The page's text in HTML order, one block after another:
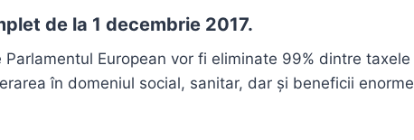
de la 1 decembrie 2017.
Parlamentul European vor fi eliminate 99% dintre taxele
în domeniul social, sanitar, dar și beneficii enorme